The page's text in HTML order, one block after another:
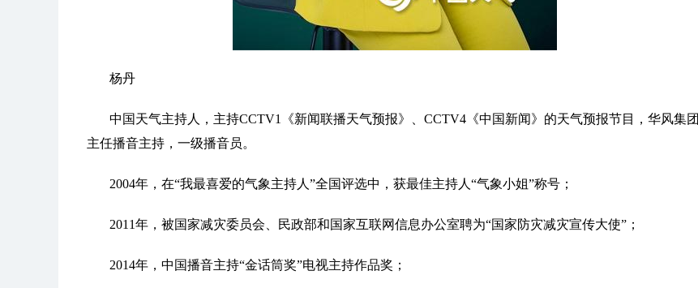
杨丹
中国天气主持人，主持CCTV1《新闻联播天气预报》、CCTV4《中国新闻》的天气预报节目，华风集团
主任播音主持，一级播音员。
2004年，在“我最喜爱的气象主持人”全国评选中，获最佳主持人“气象小姐”称号；
2011年，被国家减灾委员会、民政部和国家互联网信息办公室聘为“国家防灾减灾宣传大使”；
2014年，中国播音主持“金话筒奖”电视主持作品奖；